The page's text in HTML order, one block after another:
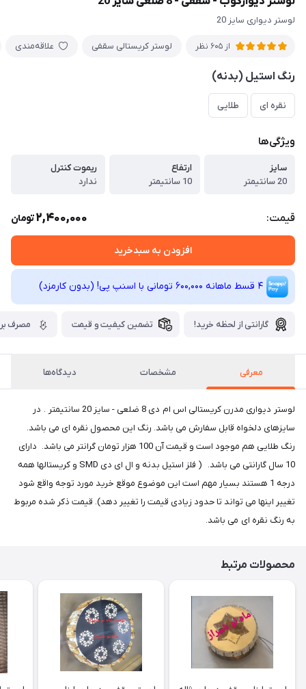
لوستر دیواری سایز 20
از 605 نظر لوستر کریستالی سقفی علاقه‌مندی
رنگ استیل (بدنه)
نقره ای طلایی
ویژگی‌ها
سایز
20 سانتیمتر
ارتفاع
10 سانتیمتر
ریموت کنترل
ندارد
قیمت: 2,400,000تومان
افزودن به سبدخرید
4 قسط ماهانه 600,000 تومانی با اسنپ ‌پی! (بدون کارمزد)
گارانتی از لحظه خرید! تضمین کیفیت و قیمت مصرف
معرفی مشخصات دیدگاه‌ها
لوستر دیواری مدرن کریستالی اس ام دی 8 ضلعی - سایز 20 سانتیمتر . در
سایزهای دلخواه قابل سفارش می باشد. رنگ این محصول نقره ای می باشد.
رنگ طلایی هم موجود است و قیمت آن 100 هزار تومان گرانتر می باشد. دارای
10 سال گارانتی می باشد. ( فلز استیل بدنه و ال ای دی SMD و کریستالها همه
درجه 1 هستند بسیار مهم است این موضوع موقع خرید مورد توجه واقع شود
تغییر اینها می تواند تا حدود زیادی قیمت را تغییر دهد). قیمت ذکر شده مربوط
به رنگ نقره ای می باشد.
محصولات مرتبط